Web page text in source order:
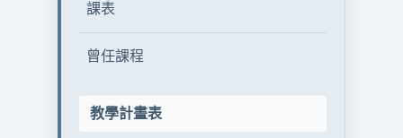
課表
曾任課程
教學計畫表